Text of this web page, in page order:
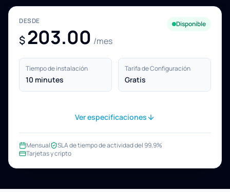
DESDE
$203.00 /mes
Disponible
Tiempo de instalación
10 minutes
Tarifa de Configuración
Gratis
Ver especificaciones
Mensual
SLA de tiempo de actividad del 99,9%
Tarjetas y cripto